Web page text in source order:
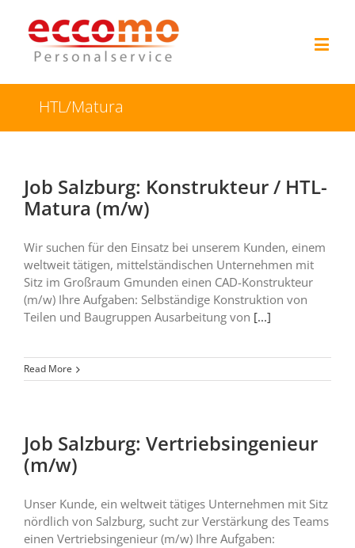
HTL/Matura
Job Salzburg: Konstrukteur / HTL-
Matura (m/w)
Wir suchen für den Einsatz bei unserem Kunden, einem
weltweit tätigen, mittelständischen Unternehmen mit
Sitz im Großraum Gmunden einen CAD-Konstrukteur
(m/w) Ihre Aufgaben: Selbständige Konstruktion von
Teilen und Baugruppen Ausarbeitung von [...]
Read More
Job Salzburg: Vertriebsingenieur
(m/w)
Unser Kunde, ein weltweit tätiges Unternehmen mit Sitz
nördlich von Salzburg, sucht zur Verstärkung des Teams
einen Vertriebsingenieur (m/w) Ihre Aufgaben: